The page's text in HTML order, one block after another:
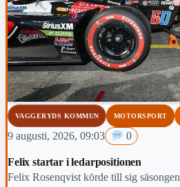
VAGGERYDS KOMMUN MOTORSPORT
9 augusti, 2026, 09:03 0
Felix startar i ledarpositionen
Felix Rosenqvist körde till sig